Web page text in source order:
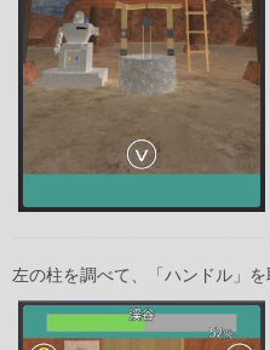
左の柱を調べて、「ハンドル」を